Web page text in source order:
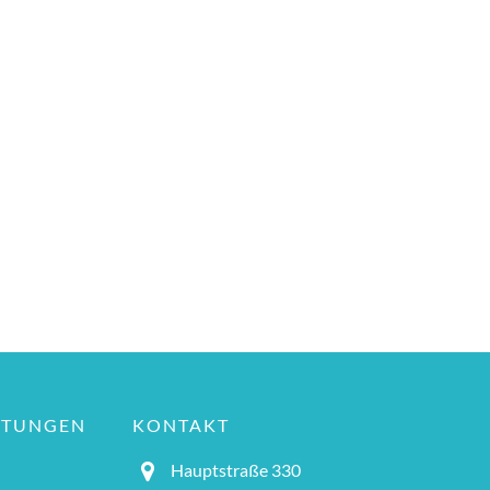
KONTAKT
Hauptstraße 330